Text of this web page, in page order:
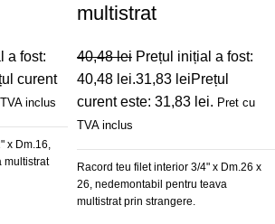
a fost:
curent
inclus
x Dm.16,
multistrat
multistrat
40,48lei Prețul inițial a fost:
40,48 lei.31,83 leiPrețul
curent este: 31,83 lei. Pret cu
TVA inclus
Racord teu filet interior 3/4" x Dm.26 x
26, nedemontabil pentru teava
multistrat prin strangere.